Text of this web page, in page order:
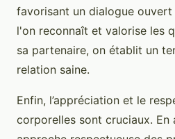
favorisant un dialogue
l'on reconnaît et valorise les
sa partenaire, on établit un
relation saine.
Enfin, l’appréciation et le
corporelles sont cruciaux. En